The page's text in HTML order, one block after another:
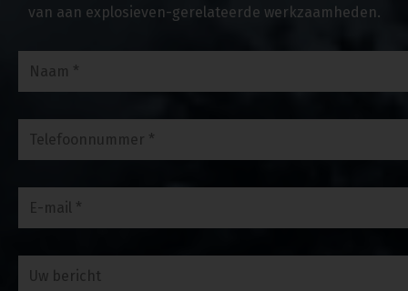
van aan explosieven-gerelateerde werkzaamheden.